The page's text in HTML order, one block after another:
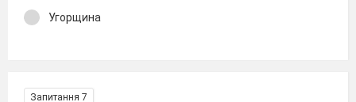
Угорщина
Запитання 7